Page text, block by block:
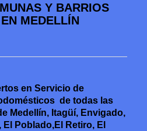
Y BARRIOS
MEDELLÍN
en Servicio de
de todas las
Medellín, Itagüí, Envigado,
Poblado,El Retiro, El